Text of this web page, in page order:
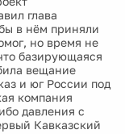
глава
в нём приняли
но время не
базирующаяся
вещание
и юг России под
компания
давления с
Кавказский